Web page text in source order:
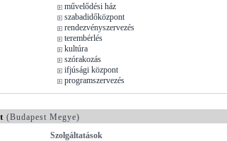
művelődési ház
szabadidőközpont
rendezvényszervezés
terembérlés
kultúra
szórakozás
ifjúsági központ
programszervezés
(Budapest Megye)
Szolgáltatások